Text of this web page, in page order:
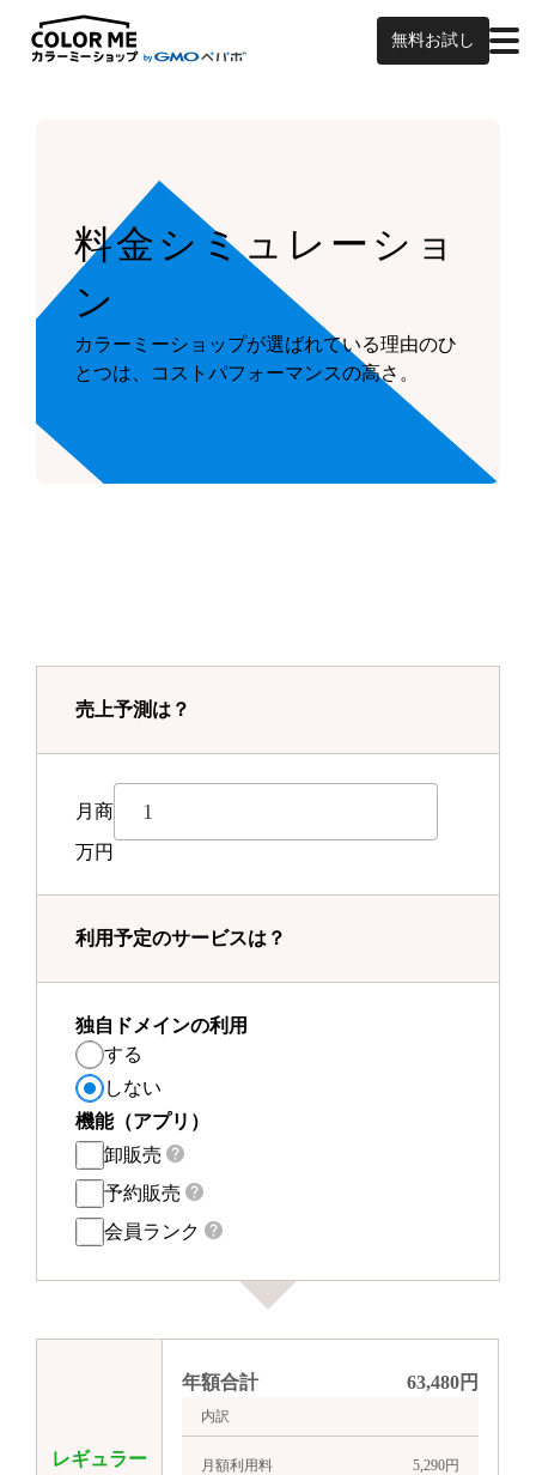
無料お試し
料金シミュレーショ
ン
カラーミーショップが選ばれている理由のひ
とつは、 コストパフォーマンスの高さ。
売上予測は？
月商
万円
利用予定のサービスは？
独自ドメインの利用
する
しない
機能（アプリ）
卸販売
予約販売
会員ランク
レギュラー
年額合計 63,480円
内訳
月額利用料 5,290円